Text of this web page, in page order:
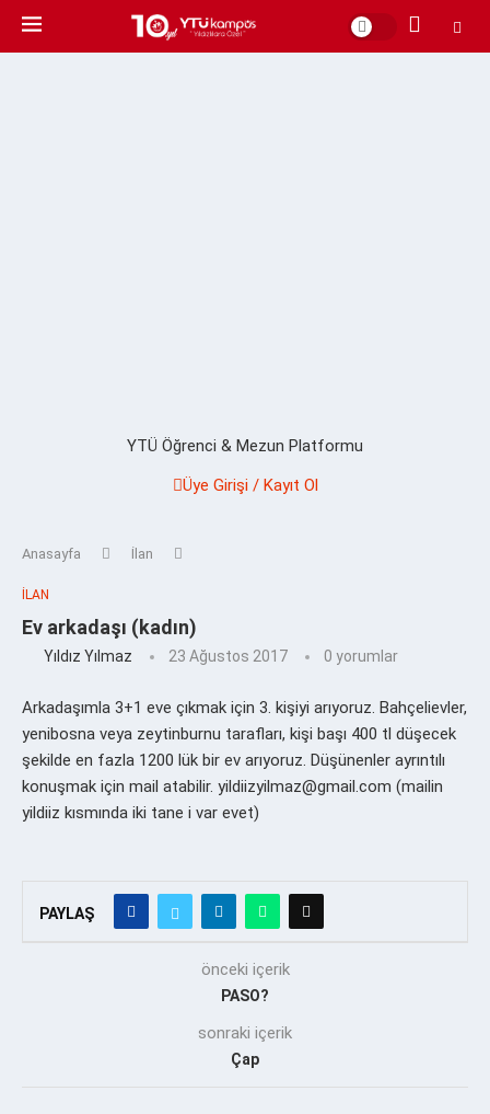
YTÜ Öğrenci & Mezun Platformu
Üye Girişi / Kayıt Ol
Anasayfa İlan
İLAN
Ev arkadaşı (kadın)
Yıldız Yılmaz 23 Ağustos 2017 0 yorumlar
Arkadaşımla 3+1 eve çıkmak için 3. kişiyi arıyoruz. Bahçelievler,
yenibosna veya zeytinburnu tarafları, kişi başı 400 tl düşecek
şekilde en fazla 1200 lük bir ev arıyoruz. Düşünenler ayrıntılı
konuşmak için mail atabilir. yildiizyilmaz@gmail.com (mailin
yildiiz kısmında iki tane i var evet)
PAYLAŞ
önceki içerik
PASO?
sonraki içerik
Çap